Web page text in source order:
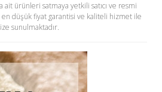
ait ürünleri satmaya yetkili satıcı ve resmi
düşük fiyat garantisi ve kaliteli hizmet ile
sunulmaktadır.